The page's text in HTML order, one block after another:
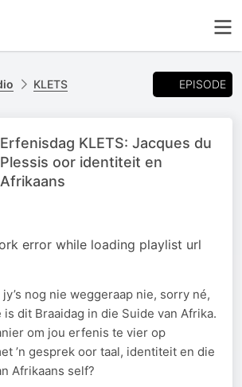
KLETS EPISODE
Erfenisdag KLETS: Jacques du
Plessis oor identiteit en
Afrikaans
error while loading playlist url
nog nie weggeraap nie, sorry né,
is dit Braaidag in die Suide van Afrika.
om jou erfenis te vier op
’n gesprek oor taal, identiteit en die
Afrikaans self?